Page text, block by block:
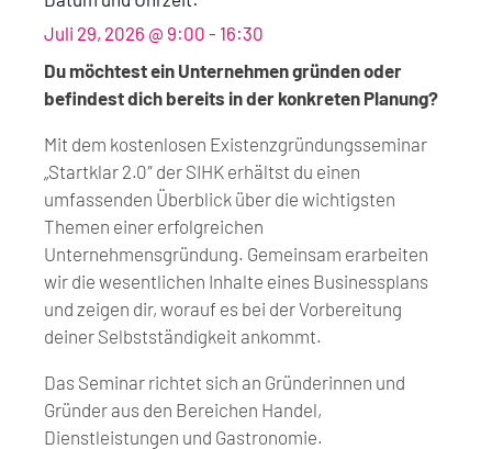
Juli 29, 2026 @ 9:00 - 16:30
Du möchtest ein Unternehmen gründen oder
befindest dich bereits in der konkreten Planung?
Mit dem kostenlosen Existenzgründungsseminar
„Startklar 2.0″ der SIHK erhältst du einen
umfassenden Überblick über die wichtigsten
Themen einer erfolgreichen
Unternehmensgründung. Gemeinsam erarbeiten
wir die wesentlichen Inhalte eines Businessplans
und zeigen dir, worauf es bei der Vorbereitung
deiner Selbstständigkeit ankommt.
Das Seminar richtet sich an Gründerinnen und
Gründer aus den Bereichen Handel,
Dienstleistungen und Gastronomie.